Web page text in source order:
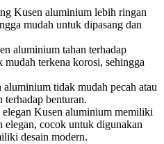
Kusen aluminium lebih ringan
mudah untuk dipasang dan
aluminium tahan terhadap
mudah terkena korosi, sehingga
tidak mudah pecah atau
terhadap benturan.
Kusen aluminium memiliki
elegan, cocok untuk digunakan
desain modern.